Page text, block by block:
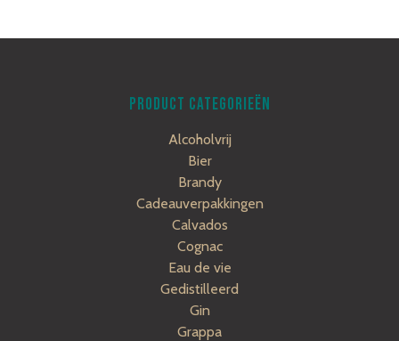
PRODUCT CATEGORIEËN
Alcoholvrij
Bier
Brandy
Cadeauverpakkingen
Calvados
Cognac
Eau de vie
Gedistilleerd
Gin
Grappa